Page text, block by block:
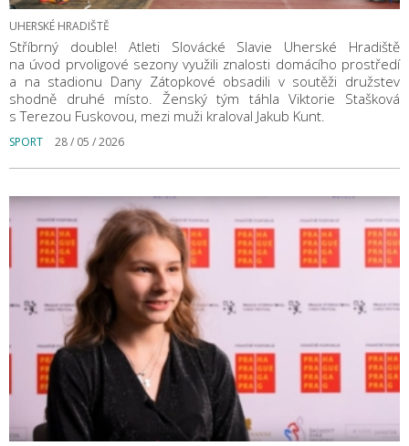
UHERSKÉ HRADIŠTĚ
Stříbrný double! Atleti Slovácké Slavie Uherské Hradiště
na úvod prvoligové sezony využili znalosti domácího prostředí
a na stadionu Dany Zátopkové obsadili v soutěži družstev
shodně druhé místo. Ženský tým táhla Viktorie Stašková
s Terezou Fuskovou, mezi muži kraloval Jakub Kunt.
SPORT 28 / 05 / 2026